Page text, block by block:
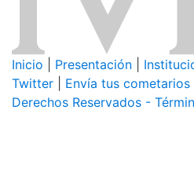
Inicio Presentación
Twitter
Envía tus cometarios
Derechos Reservados -